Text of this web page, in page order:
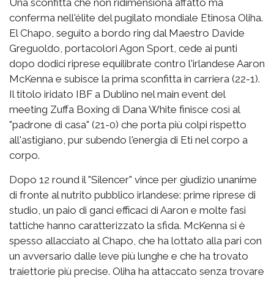
Una sconfitta che non ridimensiona affatto ma
conferma nell'élite del pugilato mondiale Etinosa Oliha.
El Chapo, seguito a bordo ring dal Maestro Davide
Greguoldo, portacolori Agon Sport, cede ai punti
dopo dodici riprese equilibrate contro l'irlandese Aaron
McKenna e subisce la prima sconfitta in carriera (22-1).
Il titolo iridato IBF a Dublino nel main event del
meeting Zuffa Boxing di Dana White finisce così al
"padrone di casa" (21-0) che porta più colpi rispetto
all'astigiano, pur subendo l'energia di Eti nel corpo a
corpo.
Dopo 12 round il "Silencer" vince per giudizio unanime
di fronte al nutrito pubblico irlandese: prime riprese di
studio, un paio di ganci efficaci di Aaron e molte fasi
tattiche hanno caratterizzato la sfida. McKenna si è
spesso allacciato al Chapo, che ha lottato alla pari con
un avversario dalle leve più lunghe e che ha trovato
traiettorie più precise. Oliha ha attaccato senza trovare